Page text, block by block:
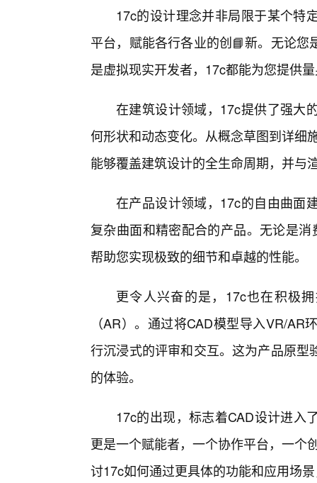
17c的设计理念并非局限于某个特
平台，赋能各行各业的创📘新。无论
是虚拟现实开发者，17c都能为您提供
在建筑设计领域，17c提供了强大
何形状和动态变化。从概念草图到详细
能够覆盖建筑设计的全生命周期，并与
在产品设计领域，17c的自由曲面
复杂曲面和精密配合的产品。无论是
帮助您实现极致的细节和卓越的性能。
更令人兴奋的是，17c也在积极
（AR）。通过将CAD模型导入VR/
行沉浸式的评审和交互。这为产品原
的体验。
17c的出现，标志着CAD设计进入
更是一个赋能者，一个协作平台，一个
讨17c如何通过更具体的功能和应用场